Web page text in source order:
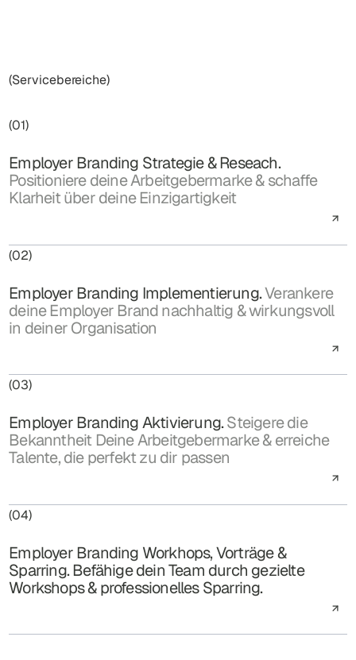
(Servicebereiche)
(01)
Employer Branding Strategie & Reseach.
Positioniere deine Arbeitgebermarke & schaffe
Klarheit über deine Einzigartigkeit
(02)
Employer Branding Implementierung.Verankere
deine Employer Brand nachhaltig & wirkungsvoll
in deiner Organisation
(03)
Employer Branding Aktivierung.Steigere die
Bekanntheit Deine Arbeitgebermarke & erreiche
Talente, die perfekt zu dir passen
(04)
Employer Branding Workhops, Vorträge &
Sparring. Befähige dein Team durch gezielte
Workshops & professionelles Sparring.